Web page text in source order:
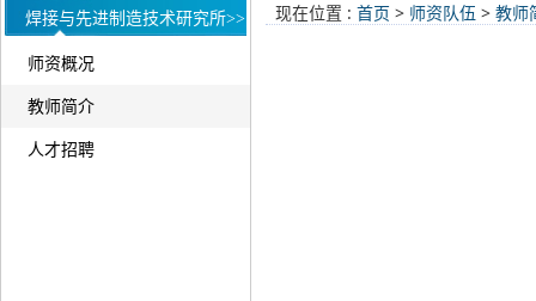
焊接与先进制造技术研究所>>
师资概况
教师简介
人才招聘
现在位置 : 首页 > 师资队伍 > 教师